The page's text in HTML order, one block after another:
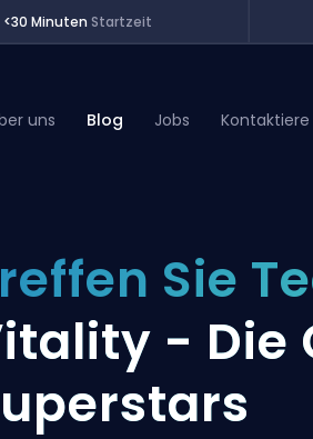
<30 Minuten Startzeit
uns Blog Jobs Kontaktiere
Sie
- Die